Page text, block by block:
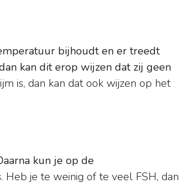
bijhoudt en er treedt
kan dit erop wijzen dat zij geen
is, dan kan dat ook wijzen op het
kun je op de
. Heb je te weinig of te veel FSH, dan